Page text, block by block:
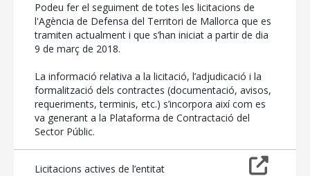
Podeu fer el seguiment de totes les licitacions de
l'Agència de Defensa del Territori de Mallorca que es
tramiten actualment i que s’han iniciat a partir de dia
9 de març de 2018.
La informació relativa a la licitació, l’adjudicació i la
formalització dels contractes (documentació, avisos,
requeriments, terminis, etc.) s’incorpora així com es
va generant a la Plataforma de Contractació del
Sector Públic.
Licitacions actives de l’entitat